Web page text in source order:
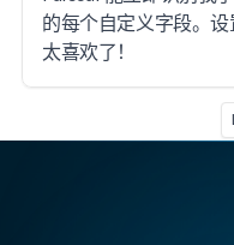
的每个自定义字段。设
太喜欢了！